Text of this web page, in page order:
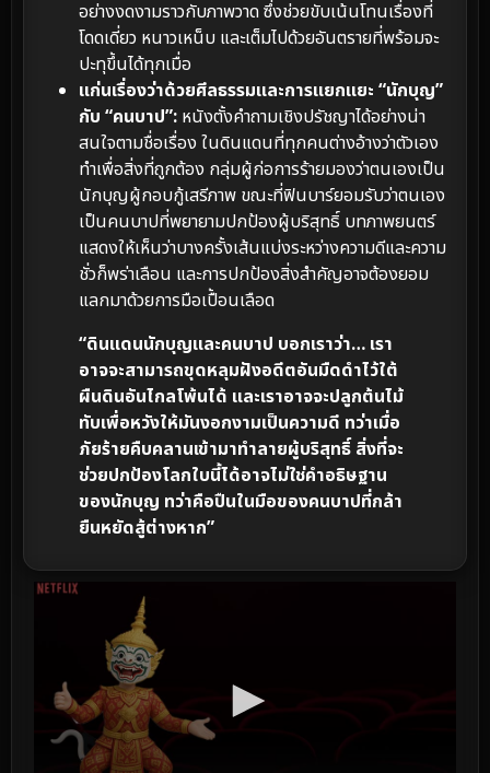
อย่างงดงามราวกับภาพวาด ซึ่งช่วยขับเน้นโทนเรื่องที่
โดดเดี่ยว หนาวเหน็บ และเต็มไปด้วยอันตรายที่พร้อมจะ
ปะทุขึ้นได้ทุกเมื่อ
แก่นเรื่องว่าด้วยศีลธรรมและการแยกแยะ “นักบุญ”
กับ “คนบาป”: หนังตั้งคำถามเชิงปรัชญาได้อย่างน่า
สนใจตามชื่อเรื่อง ในดินแดนที่ทุกคนต่างอ้างว่าตัวเอง
ทำเพื่อสิ่งที่ถูกต้อง กลุ่มผู้ก่อการร้ายมองว่าตนเองเป็น
นักบุญผู้กอบกู้เสรีภาพ ขณะที่ฟินบาร์ยอมรับว่าตนเอง
เป็นคนบาปที่พยายามปกป้องผู้บริสุทธิ์ บทภาพยนตร์
แสดงให้เห็นว่าบางครั้งเส้นแบ่งระหว่างความดีและความ
ชั่วก็พร่าเลือน และการปกป้องสิ่งสำคัญอาจต้องยอม
แลกมาด้วยการมือเปื้อนเลือด
“ดินแดนนักบุญและคนบาป บอกเราว่า… เรา
อาจจะสามารถขุดหลุมฝังอดีตอันมืดดำไว้ใต้
ผืนดินอันไกลโพ้นได้ และเราอาจจะปลูกต้นไม้
ทับเพื่อหวังให้มันงอกงามเป็นความดี ทว่าเมื่อ
ภัยร้ายคืบคลานเข้ามาทำลายผู้บริสุทธิ์ สิ่งที่จะ
ช่วยปกป้องโลกใบนี้ได้อาจไม่ใช่คำอธิษฐาน
ของนักบุญ ทว่าคือปืนในมือของคนบาปที่กล้า
ยืนหยัดสู้ต่างหาก”